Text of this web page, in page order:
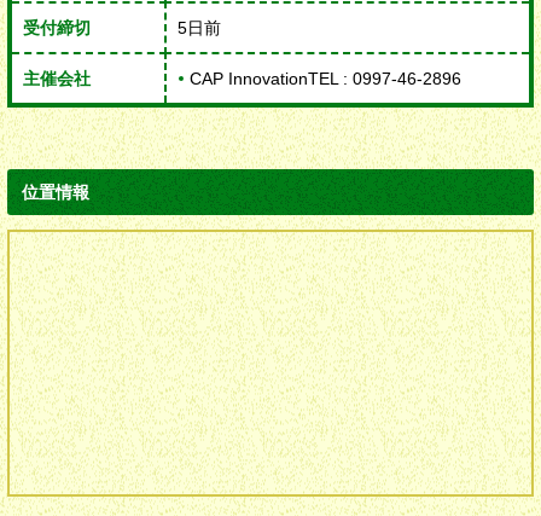
受付締切 5日前
主催会社 CAP InnovationTEL : 0997-46-2896
位置情報